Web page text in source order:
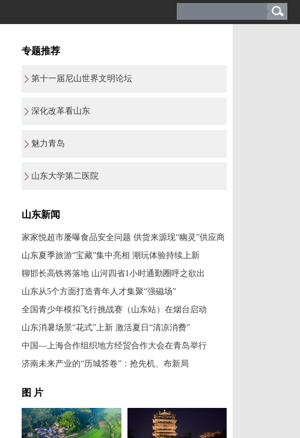
专题推荐
第十一届尼山世界文明论坛
深化改革看山东
魅力青岛
山东大学第二医院
山东新闻
家家悦超市屡曝食品安全问题 供货来源现“幽灵”供应商
山东夏季旅游“宝藏”集中亮相 潮玩体验持续上新
聊邯长高铁将落地 山河四省1小时通勤圈呼之欲出
山东从5个方面打造青年人才集聚“强磁场”
全国青少年模拟飞行挑战赛（山东站）在烟台启动
山东消暑场景“花式”上新 激活夏日“清凉消费”
中国—上海合作组织地方经贸合作大会在青岛举行
济南未来产业的“历城答卷”：抢先机、布新局
图 片